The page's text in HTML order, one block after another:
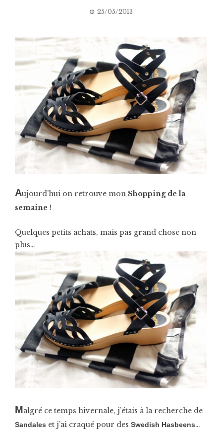
25/05/2013
Aujourd’hui on retrouve mon Shopping de la
semaine !
Quelques petits achats, mais pas grand chose non
plus…
Malgré ce temps hivernale, j’étais à la recherche de
Sandales et j’ai craqué pour des Swedish Hasbeens…